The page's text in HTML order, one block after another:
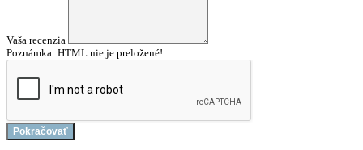
Vaša recenzia
Poznámka: HTML nie je preložené!
Pokračovať